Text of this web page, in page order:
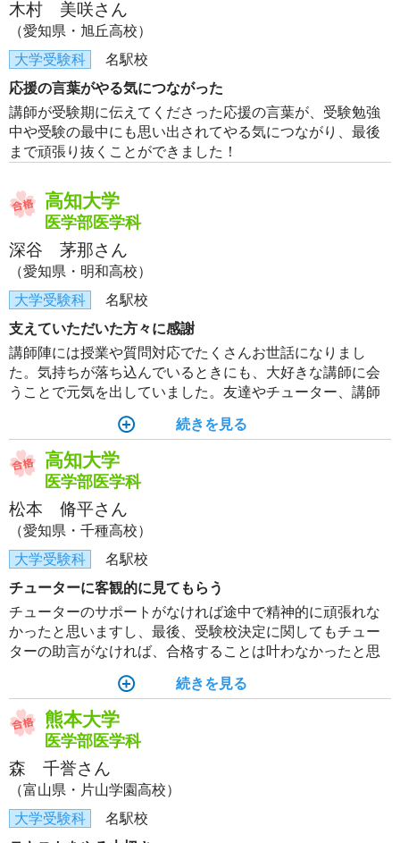
木村 美咲さん
（愛知県・旭丘高校）
大学受験科
名駅校
応援の言葉がやる気につながった
講師が受験期に伝えてくださった応援の言葉が、受験勉強
中や受験の最中にも思い出されてやる気につながり、最後
まで頑張り抜くことができました！
高知大学
医学部医学科
深谷 茅那さん
（愛知県・明和高校）
大学受験科
名駅校
支えていただいた方々に感謝
講師陣には授業や質問対応でたくさんお世話になりまし
た。気持ちが落ち込んでいるときにも、大好きな講師に会
うことで元気を出していました。友達やチューター、講師
来ることができたのだと感じています。
続きを見る
高知大学
医学部医学科
松本 脩平さん
（愛知県・千種高校）
大学受験科
名駅校
チューターに客観的に見てもらう
チューターのサポートがなければ途中で精神的に頑張れな
かったと思いますし、最後、受験校決定に関してもチュー
ターの助言がなければ、合格することは叶わなかったと思
ありません。ありがとうございました。
続きを見る
熊本大学
医学部医学科
森 千誉さん
（富山県・片山学園高校）
大学受験科
名駅校